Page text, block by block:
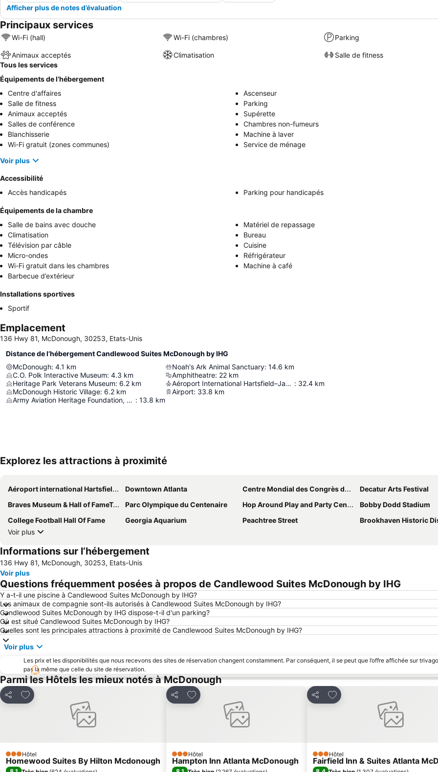
Afficher plus de notes d’évaluation
Principaux services
Wi-Fi (hall) Wi-Fi (chambres) Parking
Animaux acceptés Climatisation
Salle de fitness
Tous les services
Équipements de l’hébergement
Centre d'affaires
Ascenseur
Salle de fitness
Parking
Animaux acceptés
Supérette
Salles de conférence
Chambres non-fumeurs
Blanchisserie
Machine à laver
Wi-Fi gratuit (zones communes)
Service de ménage
Voir plus
Accessibilité
Accès handicapés
Parking pour handicapés
Équipements de la chambre
Salle de bains avec douche
Matériel de repassage
Climatisation
Bureau
Télévision par câble
Cuisine
Micro-ondes
Réfrigérateur
Wi-Fi gratuit dans les chambres
Machine à café
Barbecue d’extérieur
Installations sportives
Sportif
Emplacement
136 Hwy 81, McDonough, 30253, Etats-Unis
Distance de l’hébergement Candlewood Suites McDonough by IHG
McDonough: 4.1 km
C.O. Polk Interactive Museum: 4.3 km
Heritage Park Veterans Museum: 6.2 km
McDonough Historic Village: 6.2 km
Army Aviation Heritage Foundation, Legacy Chapter : 13.8 km
Noah's Ark Animal Sanctuary: 14.6 km
Amphitheatre: 22 km
Aéroport International Hartsfield–Jackson D'atlanta : 32.4 km
Airport: 33.8 km
Explorez les attractions à proximité
Aéroport international Hartsfield-Jackson d'Atlanta Downtown Atlanta Centre Mondial des Congrès de Géorgie
Decatur Arts Festival
Braves Museum & Hall of FameTurner Field Tours
Parc Olympique du Centenaire Hop Around Play and Party Center
Bobby Dodd Stadium
College Football Hall Of Fame
Georgia Aquarium Peachtree Street
Brookhaven Historic
Voir plus
Informations sur l’hébergement
136 Hwy 81, McDonough, 30253, Etats-Unis
Voir plus
Questions fréquemment posées à propos de Candlewood Suites McDonough by IHG
Y a-t-il une piscine à Candlewood Suites McDonough by IHG?
Les animaux de compagnie sont-ils autorisés à Candlewood Suites McDonough by IHG?
Candlewood Suites McDonough by IHG dispose-t-il d'un parking?
Où est situé Candlewood Suites McDonough by IHG?
Quelles sont les principales attractions à proximité de Candlewood Suites McDonough by IHG?
Voir plus
Les prix et les disponibilités que nous recevons des sites de réservation changent constamment. Par conséquent, il se peut que l’offre affichée sur
pas la même que celle du site de réservation.
Parmi les Hôtels les mieux notés à McDonough
Partager
Ajouter à mes favoris
3 Étoiles
Hôtel
Homewood Suites By Hilton Mcdonough
Partager
Ajouter à mes favoris
3 Étoiles
Hôtel
Hampton Inn Atlanta McDonough
Partager
Ajouter à mes favoris
3 Étoiles
Hôtel
Fairfield Inn & Suites Atlanta